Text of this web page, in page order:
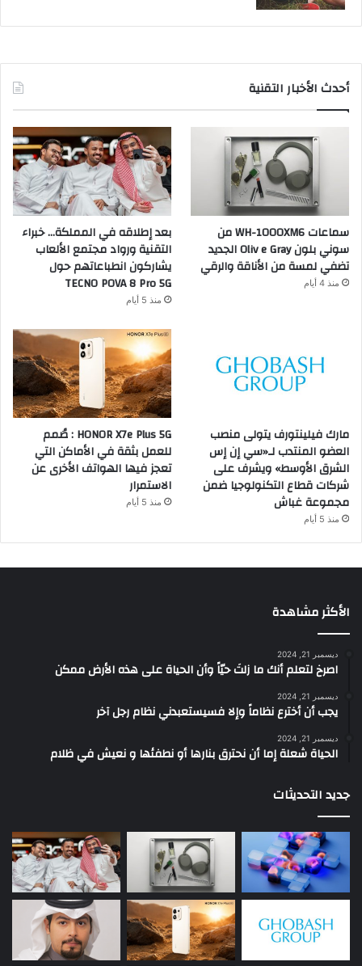
أحدث الأخبار التقنية
سماعات WH-1000XM6 من
سوني بلون Oliv e Gray الجديد
تضفي لمسة من الأناقة والرقي
منذ 4 أيام
بعد إطلاقه في المملكة… خبراء
التقنية ورواد مجتمع الألعاب
يشاركون انطباعاتهم حول
TECNO POVA 8 Pro 5G
منذ 5 أيام
مارك فيلينتورف يتولى منصب
العضو المنتدب لـ«سي إن إس
الشرق الأوسط» ويشرف على
شركات قطاع التكنولوجيا ضمن
مجموعة غباش
منذ 5 أيام
HONOR X7e Plus 5G : صُمم
للعمل بثقة في الأماكن التي
تعجز فيها الهواتف الأخرى عن
الاستمرار
منذ 5 أيام
الأكثر مشاهدة
ديسمبر 21, 2024
‫اصرخ لتعلم أنك ما زلتَ حيّاً وأن الحياة على هذه الأرض ممكن
ديسمبر 21, 2024
يجب أن أخترع نظاماً وإلا فسيستعبدني نظام رجل آخر
ديسمبر 21, 2024
الحياة شعلة إما أن نحترق بنارها أو نطفئها و نعيش في ظلام
جديد التحديثات